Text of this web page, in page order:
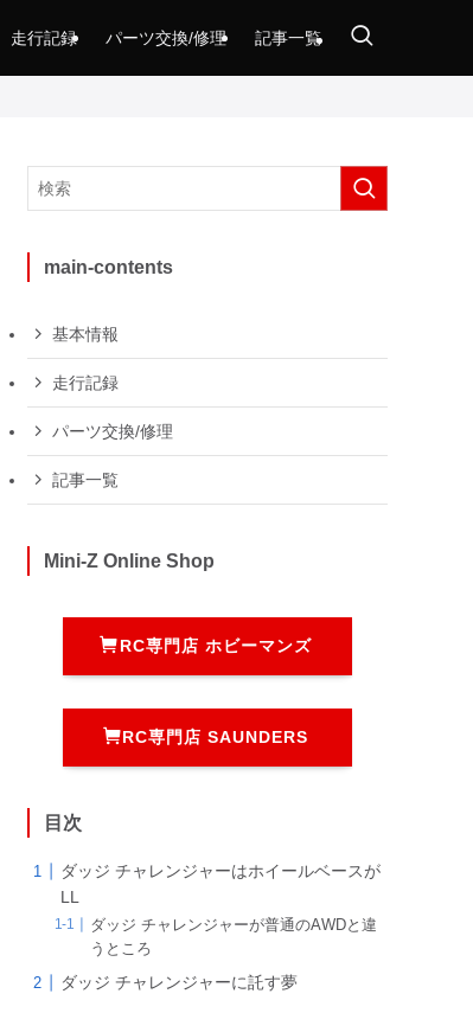
走行記録 パーツ交換/修理 記事一覧
main-contents
基本情報
走行記録
パーツ交換/修理
記事一覧
Mini-Z Online Shop
RC専門店 ホビーマンズ
RC専門店 SAUNDERS
目次
ダッジ チャレンジャーはホイールベースが
LL
ダッジ チャレンジャーが普通のAWDと違
うところ
ダッジ チャレンジャーに託す夢